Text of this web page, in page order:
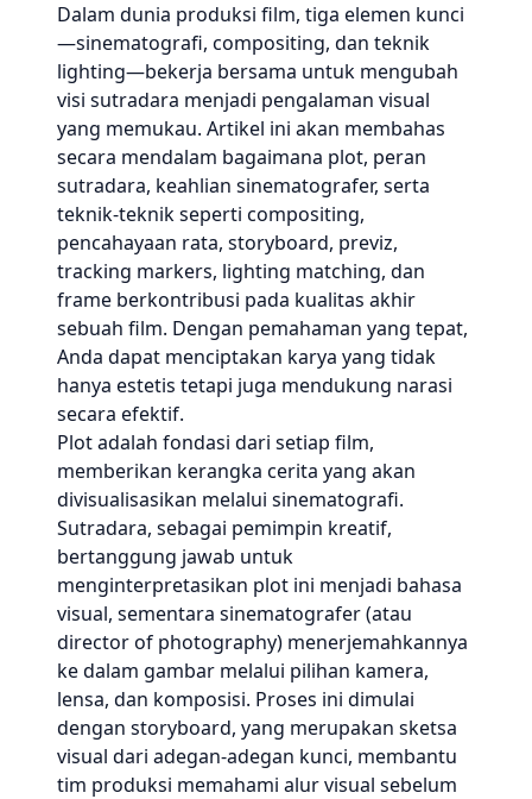
Dalam dunia produksi film, tiga elemen kunci
—sinematografi, compositing, dan teknik
lighting—bekerja bersama untuk mengubah
visi sutradara menjadi pengalaman visual
yang memukau. Artikel ini akan membahas
secara mendalam bagaimana plot, peran
sutradara, keahlian sinematografer, serta
teknik-teknik seperti compositing,
pencahayaan rata, storyboard, previz,
tracking markers, lighting matching, dan
frame berkontribusi pada kualitas akhir
sebuah film. Dengan pemahaman yang tepat,
Anda dapat menciptakan karya yang tidak
hanya estetis tetapi juga mendukung narasi
secara efektif.
Plot adalah fondasi dari setiap film,
memberikan kerangka cerita yang akan
divisualisasikan melalui sinematografi.
Sutradara, sebagai pemimpin kreatif,
bertanggung jawab untuk
menginterpretasikan plot ini menjadi bahasa
visual, sementara sinematografer (atau
director of photography) menerjemahkannya
ke dalam gambar melalui pilihan kamera,
lensa, dan komposisi. Proses ini dimulai
dengan storyboard, yang merupakan sketsa
visual dari adegan-adegan kunci, membantu
tim produksi memahami alur visual sebelum